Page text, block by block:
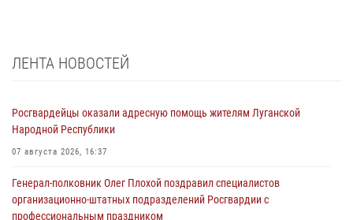
ЛЕНТА НОВОСТЕЙ
Росгвардейцы оказали адресную помощь жителям Луганской
Народной Республики
07 августа 2026, 16:37
Генерал-полковник Олег Плохой поздравил специалистов
организационно-штатных подразделений Росгвардии с
профессиональным праздником